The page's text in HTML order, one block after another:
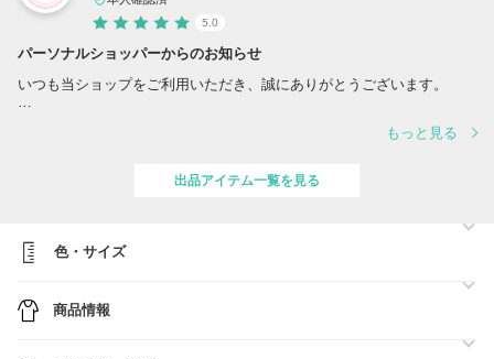
5.0
パーソナルショッパーからのお知らせ
いつも当ショップをご利用いただき、誠にありがとうございます。
〇新品・正規品のみを取り扱いしております。安心してお買い物を楽し
んで下さい。
≪追加料金のお支払い方法≫
追加料金が発生する商品は、ご購入の際、配送方法から【佐川急便（グ
もっと見る
出品アイテム一覧を見る
色・サイズ
商品情報